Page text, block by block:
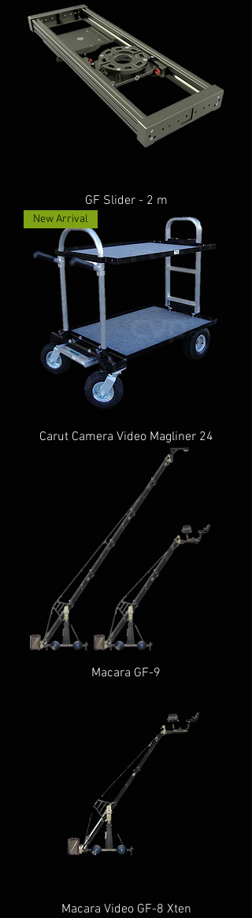
GF Slider - 2 m
New Arrival
Carut Camera Video Magliner 24
Macara GF-9
Macara Video GF-8 Xten